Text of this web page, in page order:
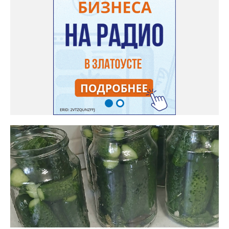
где еле стекала. Надолго дождь теперь в Златоусте. Он так
любит в горах гостить. Перевал просто так не отпустит, Значит
дождь продолжает лить. Сюда небо приходит плакать, На
равнинах чтоб солнцем светить. И спешат люди в дождь и
слякоть — Здесь привыкли дождливо жить. Кот Баюн Тебе
говорят: «Успокойся! Ведь все так живут, поверь! Ты чаще
проси и бойся Более страшных потерь!» Видимо надо, чтоб
дольше Все были в покорном строю. И теми, кто знает больше,
Был призван в мир Кот Баюн. Найди, воин, столб! Найди! Он
выше всех возвышается. Баюн гасит пламя в груди. Ты —
слушаешь, круг — завершается. Смотри! Ты увидишь! Смотри!
Ведь Кот не в былинах, а здесь. Он есть — пустота внутри, А ты
в пустоте этой весь. Услышь его ритм! Услышь! Он мир твой в
ритме тает. И ты, почему-то, согласен. И спорить желания нет.
Удобен и не опасен. И слушаешь «мудрых» совет. И тянет
смотреть и слушать Пустых «сенсаций» поток. Они разъедают
душу, Но ты жить без них не смог. И злоба, не как решение
Что-то менять в судьбе, А способ излить раздражение На то,
что подсунут тебе. Тебе объяснят, что дорого Стоит место у
них в раю. А рядом с тобой в ритме морока Баюкает Кот Баюн.